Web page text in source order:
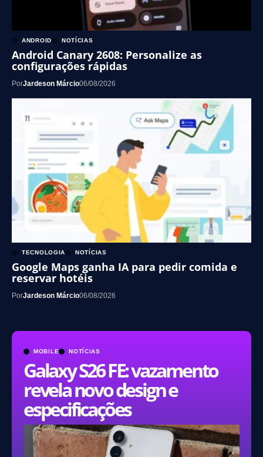
MOBILE NOTÍCIAS
Galaxy S26 FE: vazamento
revela novo design e
especificações
ANDROID NOTÍCIAS
Android Canary 2608: Personalize as
configurações rápidas
PorJardeson Márcio06/08/2026
TECNOLOGIA NOTÍCIAS
Google Maps ganha IA para pedir comida e
reservar hotéis
PorJardeson Márcio06/08/2026